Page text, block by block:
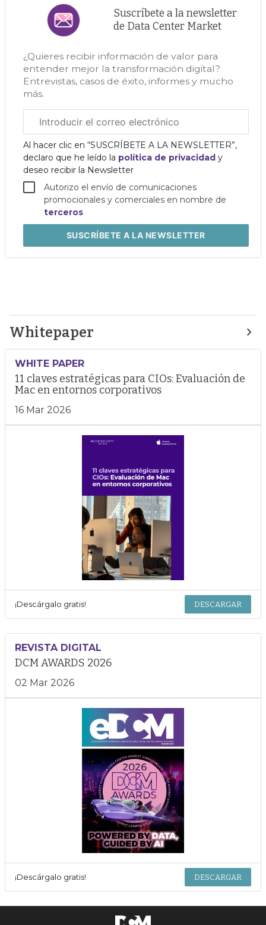
Suscríbete a la newsletter
de Data Center Market
¿Quieres recibir información de valor para
entender mejor la transformación digital?
Entrevistas, casos de éxito, informes y mucho
más.
electrónico
corporativo
Al hacer clic en “SUSCRÍBETE A LA NEWSLETTER”,
declaro que he leído la política de privacidad y
deseo recibir la Newsletter
Autorizo el envío de comunicaciones
promocionales y comerciales en nombre de
terceros
SUSCRÍBETEA LA NEWSLETTER
Whitepaper
WHITE PAPER
11 claves estratégicas para CIOs: Evaluación de
Mac en entornos corporativos
16 Mar 2026
¡Descárgalo gratis! DESCARGAR
REVISTA DIGITAL
DCM AWARDS 2026
02 Mar 2026
¡Descárgalo gratis! DESCARGAR